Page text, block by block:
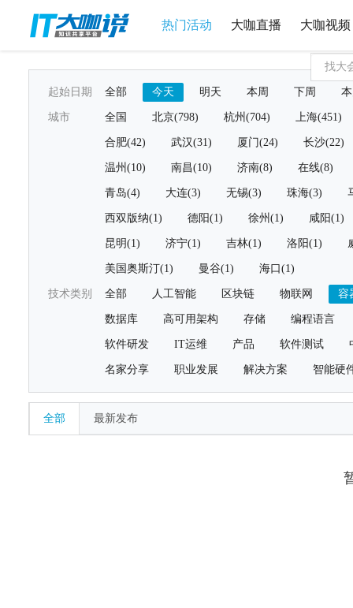
热门活动 大咖直播 大咖视频
起始日期 全部 今天 明天 本周 下周
城市 全国 北京(798) 杭州(704) 上海(451)
合肥(42) 武汉(31) 厦门(24) 长沙(22)
温州(10) 南昌(10) 济南(8) 在线(8)
青岛(4) 大连(3) 无锡(3) 珠海(3)
西双版纳(1) 德阳(1) 徐州(1) 咸阳(1)
昆明(1) 济宁(1) 吉林(1) 洛阳(1)
美国奥斯汀(1) 曼谷(1) 海口(1)
技术类别 全部 人工智能 区块链 物联网 容
数据库 高可用架构 存储 编程语言
软件研发 IT运维 产品 软件测试
名家分享 职业发展 解决方案 智能硬
全部 最新发布